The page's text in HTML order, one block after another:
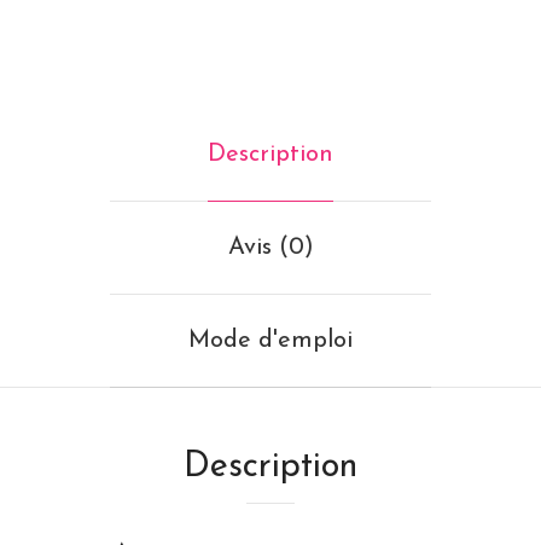
Description
Avis (0)
Mode d'emploi
Description